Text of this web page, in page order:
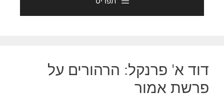
דוד א' פרנקל: הרהורים על
פרשת אמור